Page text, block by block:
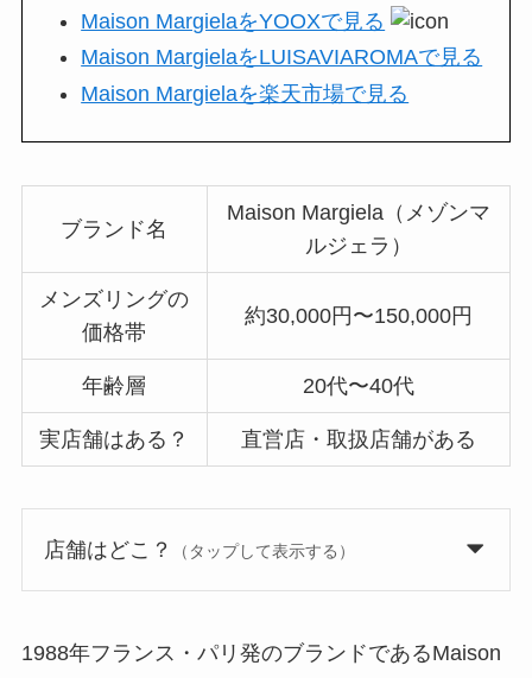
Maison MargielaをYOOXで見る
Maison MargielaをLUISAVIAROMAで見る
Maison Margielaを楽天市場で見る
ブランド名
Maison Margiela（メゾンマ
ルジェラ）
メンズリングの
価格帯
約30,000円〜150,000円
年齢層 20代〜40代
実店舗はある？ 直営店・取扱店舗がある
店舗はどこ？ （タップして表示する）
1988年フランス・パリ発のブランドであるMaison